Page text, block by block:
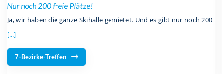
Nur noch 200 freie Plätze!
Ja, wir haben die ganze Skihalle gemietet. Und es gibt nur noch 200
[...]
7-Bezirke-Treffen